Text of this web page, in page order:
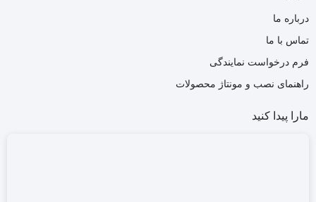
درباره ما
تماس با ما
فرم درخواست نمایندگی
راهنمای نصب و مونتاژ محصولات
مارا پیدا کنید